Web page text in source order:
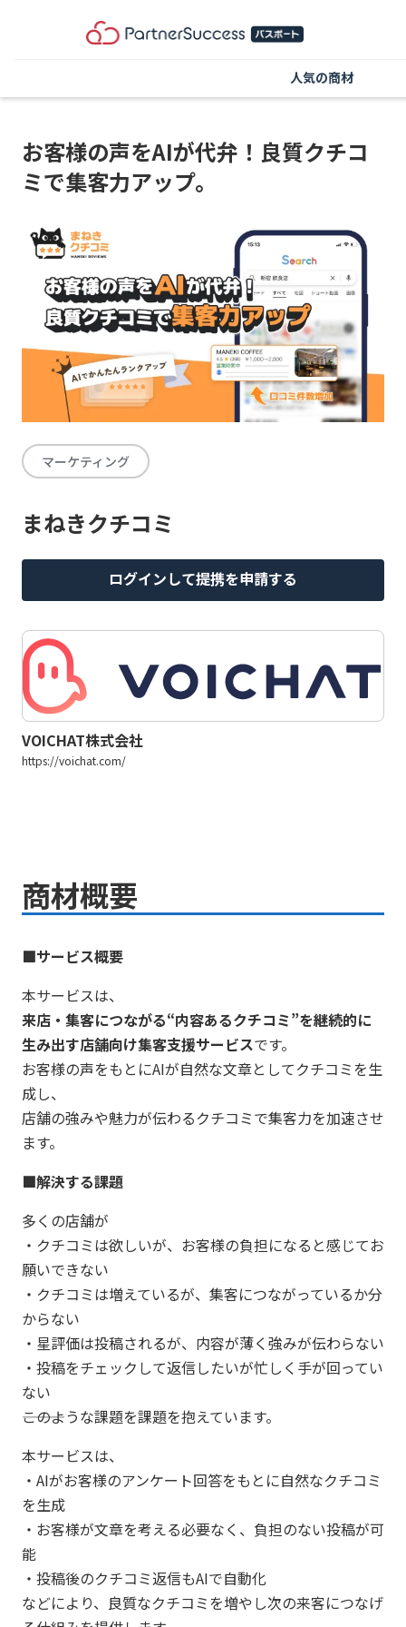
お客様の声をAIが代弁！良質クチコ
ミで集客力アップ。
マーケティング
まねきクチコミ
ログインして提携を申請する
VOICHAT株式会社
https://voichat.com/
商材概要
■サービス概要
本サービスは、
来店・集客につながる“内容あるクチコミ”を継続的に
生み出す店舗向け集客支援サービスです。
お客様の声をもとにAIが自然な文章としてクチコミを生
成し、
店舗の強みや魅力が伝わるクチコミで集客力を加速させ
ます。
■解決する課題
多くの店舗が
・クチコミは欲しいが、お客様の負担になると感じてお
願いできない
・クチコミは増えているが、集客につながっているか分
からない
・星評価は投稿されるが、内容が薄く強みが伝わらない
・投稿をチェックして返信したいが忙しく手が回ってい
ない
―――このような課題を課題を抱えています。
本サービスは、
・AIがお客様のアンケート回答をもとに自然なクチコミ
を生成
・お客様が文章を考える必要なく、負担のない投稿が可
能
・投稿後のクチコミ返信もAIで自動化
などにより、良質なクチコミを増やし次の来客につなげ
人気の商材